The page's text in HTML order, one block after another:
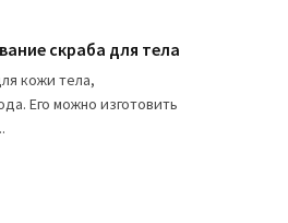
скраба для тела
кожи тела,
Его можно изготовить